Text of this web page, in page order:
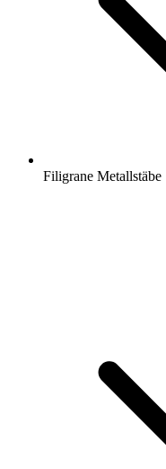
Filigrane Metallstäbe